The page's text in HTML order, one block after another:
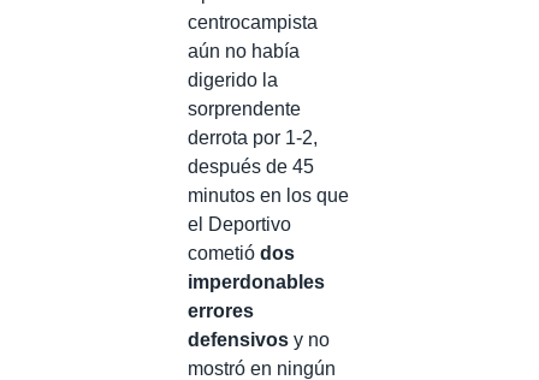
centrocampista
aún no había
digerido la
sorprendente
derrota por 1-2,
después de 45
minutos en los que
el Deportivo
cometió dos
imperdonables
errores
defensivos y no
mostró en ningún